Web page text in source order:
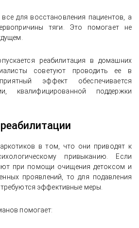
для восстановления пациентов, а
тяги. Это помогает не
реабилитация в домашних
советуют проводить ее в
эффект обеспечивается
квалифицированной поддержки
в том, что они приводят к
привыканию. Если
при помощи очищения детоксом и
проявлений, то для подавления
эффективные меры.
помогает: